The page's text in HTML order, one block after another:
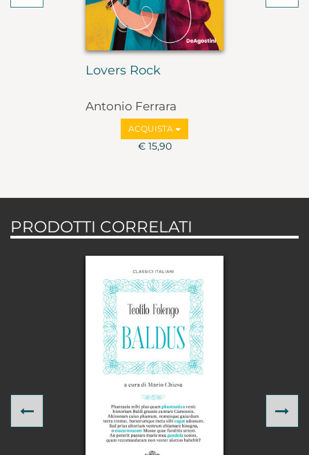
Lovers Rock
Antonio Ferrara
ACQUISTA
€ 15,90
PRODOTTI CORRELATI
Previous